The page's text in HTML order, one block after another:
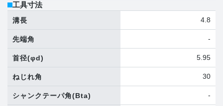
工具寸法
溝長 4.8
先端角 -
首径(φd) 5.95
ねじれ角 30
シャンクテーパ角(Bta) -